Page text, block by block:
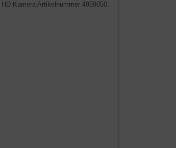
Kamera Artikelnummer 4959050.